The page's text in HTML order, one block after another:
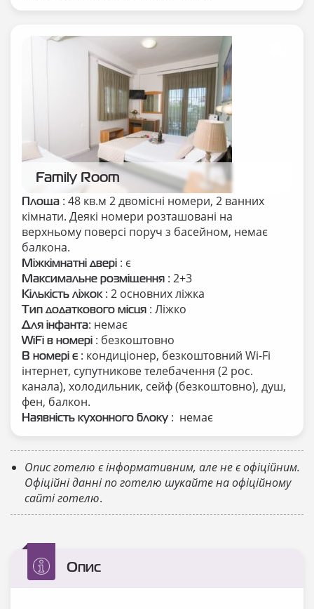
Family Room
Площа : 48 кв.м 2 двомісні номери, 2 ванних
кімнати. Деякі номери розташовані на
верхньому поверсі поруч з басейном, немає
балкона.
Міжкімнатні двері : є
Максимальне розміщення : 2+3
Кількість ліжок: 2 основних ліжка
Тип додаткового місця : Ліжко
Для інфанта: немає
WiFi в номері : безкоштовно
В номері є : кондиціонер, безкоштовний Wi-Fi
інтернет, супутникове телебачення (2 рос.
канала), холодильник, сейф (безкоштовно), душ,
фен, балкон.
Наявність кухонного блоку : немає
Опис готелю є інформативним, але не є офіційним.
Офіційні данні по готелю шукайте на офіційному
сайті готелю.
Опис